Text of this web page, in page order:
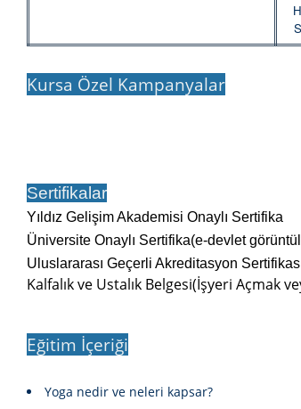
Kursa Özel Kampanyalar
Sertifikalar
Yıldız Gelişim Akademisi Onaylı Sertifika
Üniversite Onaylı Sertifika(e-devlet
Uluslararası Geçerli Akreditasyon
Kalfalık ve Ustalık Belgesi(İşyeri Açmak
Eğitim İçeriği
Yoga nedir ve neleri kapsar?